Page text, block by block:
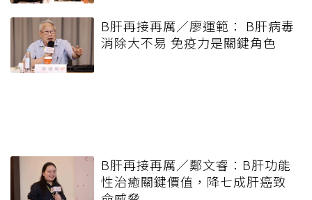
B肝再接再厲／廖運範： B肝病毒
消除大不易 免疫力是關鍵角色
B肝再接再厲／鄭文睿：B肝功能
性治癒關鍵價值，降七成肝癌致